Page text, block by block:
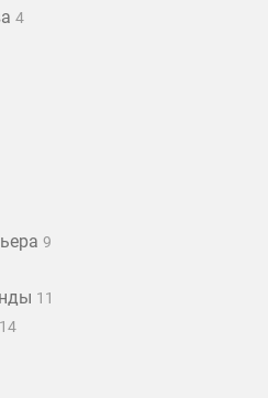
4
9
11
14